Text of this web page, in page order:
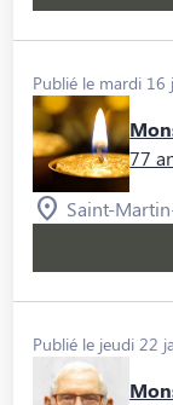
Publié le mardi 16
77
Saint-
Publié le jeudi 22